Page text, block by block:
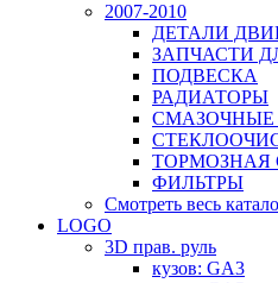
2007-2010
ДЕТАЛИ
ЗАПЧАСТИ
ПОДВЕСКА
РАДИАТОРЫ
ТОРМОЗНАЯ
ФИЛЬТРЫ
Смотреть весь
LOGO
3D прав. руль
кузов: GA3